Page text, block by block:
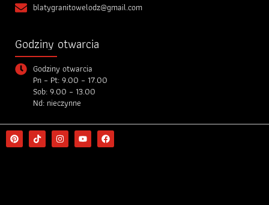
blatygranitowelodz@gmail.com
Godziny otwarcia
Godziny otwarcia
Pn – Pt: 9.00 – 17.00
Sob: 9.00 – 13.00
Nd: nieczynne